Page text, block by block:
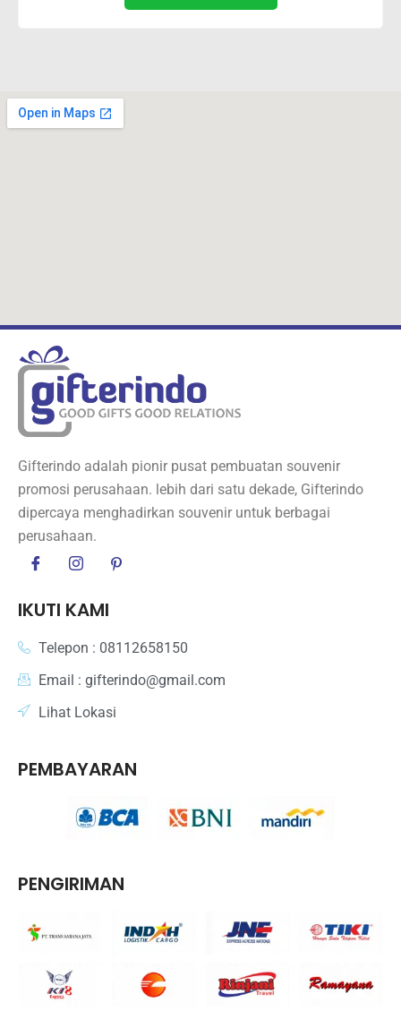
Gifterindo adalah pionir pusat pembuatan souvenir
promosi perusahaan. lebih dari satu dekade, Gifterindo
dipercaya menghadirkan souvenir untuk berbagai
perusahaan.
IKUTI KAMI
Telepon : 08112658150
Email : gifterindo@gmail.com
Lihat Lokasi
PEMBAYARAN
PENGIRIMAN